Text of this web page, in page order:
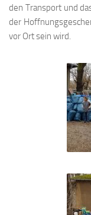
den Transport und
der
vor Ort sein wird.